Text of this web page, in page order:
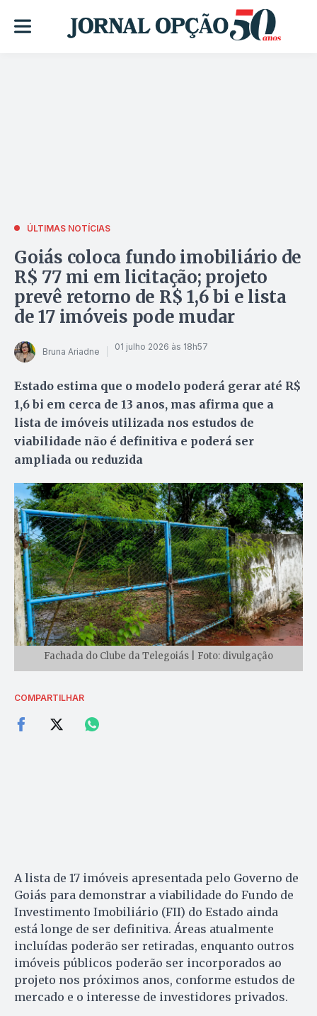
ÚLTIMAS NOTÍCIAS
Goiás coloca fundo imobiliário de
R$ 77 mi em licitação; projeto
prevê retorno de R$ 1,6 bi e lista
de 17 imóveis pode mudar
Bruna Ariadne 01 julho 2026 às 18h57
Estado estima que o modelo poderá gerar até R$
1,6 bi em cerca de 13 anos, mas afirma que a
lista de imóveis utilizada nos estudos de
viabilidade não é definitiva e poderá ser
ampliada ou reduzida
Fachada do Clube da Telegoiás | Foto: divulgação
COMPARTILHAR
A lista de 17 imóveis apresentada pelo Governo de
Goiás para demonstrar a viabilidade do Fundo de
Investimento Imobiliário (FII) do Estado ainda
está longe de ser definitiva. Áreas atualmente
incluídas poderão ser retiradas, enquanto outros
imóveis públicos poderão ser incorporados ao
projeto nos próximos anos, conforme estudos de
mercado e o interesse de investidores privados.